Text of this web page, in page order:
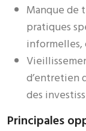
Manque de
pratiques
informelles,
d’entretien
des
Principales